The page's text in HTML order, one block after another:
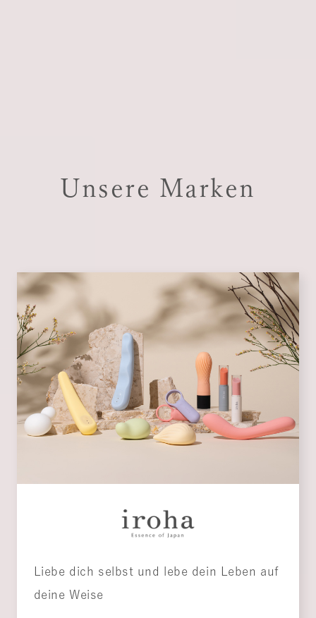
Unsere Marken
Liebe dich selbst und lebe dein Leben auf
deine Weise